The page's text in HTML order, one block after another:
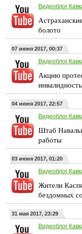
Видеоблог
болото
07 июня 2017, 00:37
Видеоблог
Акцию
04 июня 2017, 22:57
Видеоблог
Штаб
работы
03 июня 2017, 01:20
Видеоблог
Жители
бездомных
31 мая 2017, 23:29
Видеоблог